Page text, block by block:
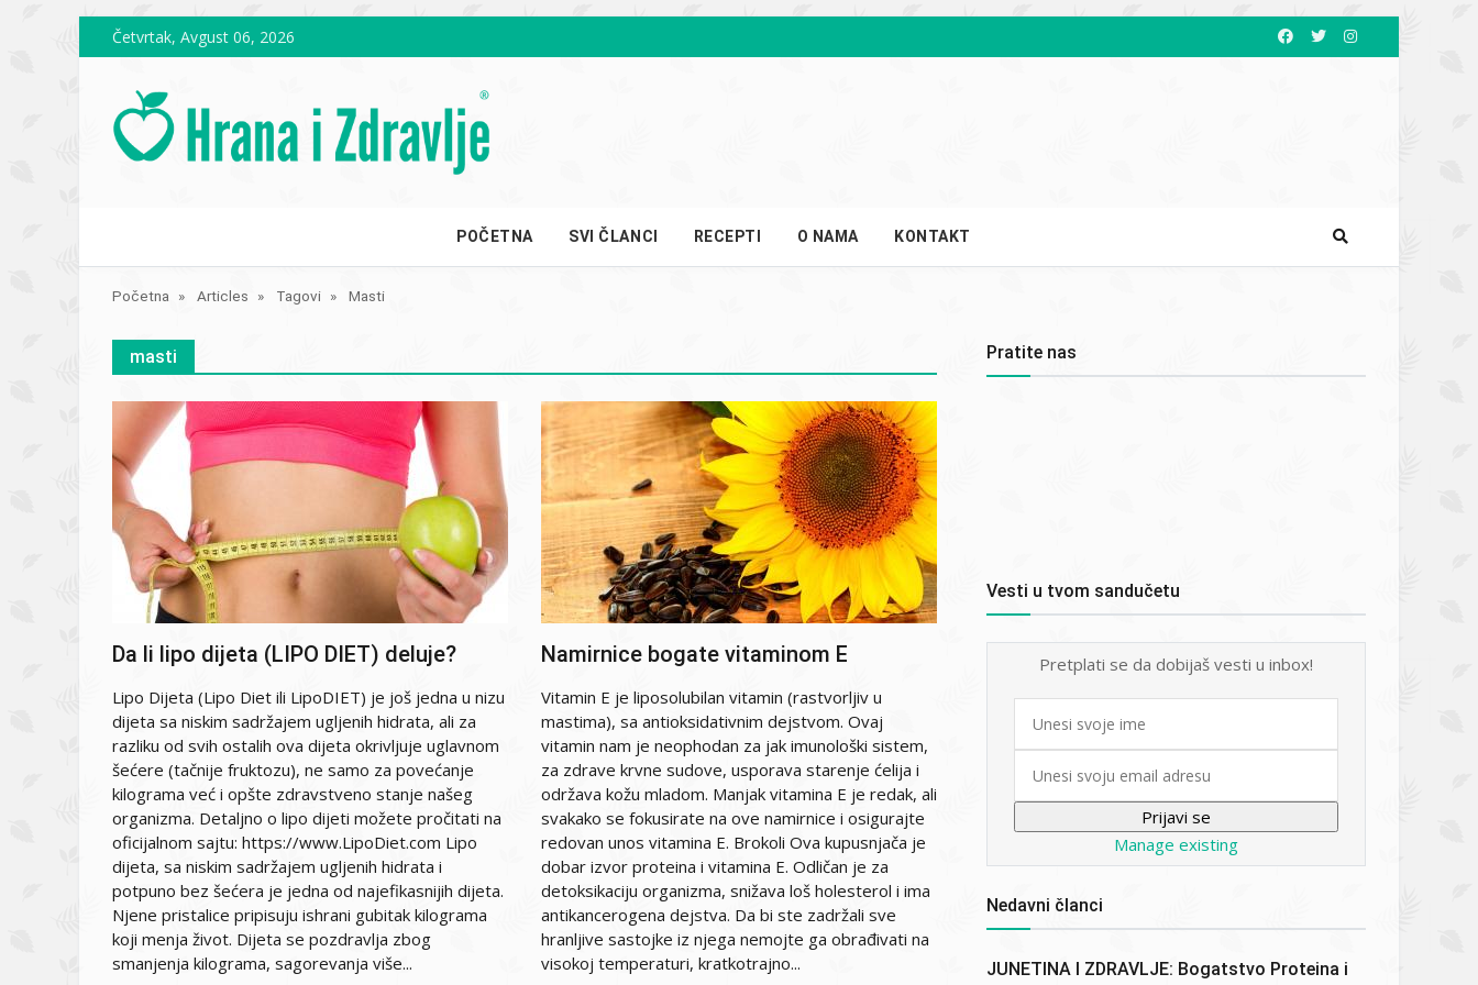
Skip to main contentČetvrtak, Avgust 06, 2026
POČETNA SVI ČLANCI RECEPTI O NAMA KONTAKT
Početna Articles Tagovi Masti
masti
Da li lipo dijeta (LIPO DIET) deluje?
Lipo Dijeta (Lipo Diet ili LipoDIET) je još jedna u nizu
dijeta sa niskim sadržajem ugljenih hidrata, ali za
razliku od svih ostalih ova dijeta okrivljuje uglavnom
šećere (tačnije fruktozu), ne samo za povećanje
kilograma već i opšte zdravstveno stanje našeg
organizma. Detaljno o lipo dijeti možete pročitati na
oficijalnom sajtu: https://www.LipoDiet.com Lipo
dijeta, sa niskim sadržajem ugljenih hidrata i
potpuno bez šećera je jedna od najefikasnijih dijeta.
Njene pristalice pripisuju ishrani gubitak kilograma
koji menja život. Dijeta se pozdravlja zbog
smanjenja kilograma, sagorevanja više...
Namirnice bogate vitaminom E
Vitamin E je liposolubilan vitamin (rastvorljiv u
mastima), sa antioksidativnim dejstvom. Ovaj
vitamin nam je neophodan za jak imunološki sistem,
za zdrave krvne sudove, usporava starenje ćelija i
održava kožu mladom. Manjak vitamina E je redak, ali
svakako se fokusirate na ove namirnice i osigurajte
redovan unos vitamina E. Brokoli Ova kupusnjača je
dobar izvor proteina i vitamina E. Odličan je za
detoksikaciju organizma, snižava loš holesterol i ima
antikancerogena dejstva. Da bi ste zadržali sve
hranljive sastojke iz njega nemojte ga obrađivati na
visokoj temperaturi, kratkotrajno...
Pratite nas
Vesti u tvom sandučetu
Pretplati se da dobijaš vesti u inbox!
First
Manage existing
Nedavni članci
JUNETINA I ZDRAVLJE: Bogatstvo Proteina i